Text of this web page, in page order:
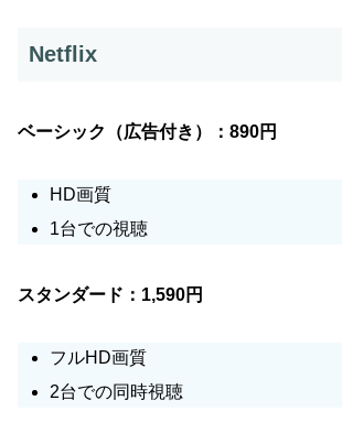
Netflix
ベーシック（広告付き）：890円
HD画質
1台での視聴
スタンダード：1,590円
フルHD画質
2台での同時視聴